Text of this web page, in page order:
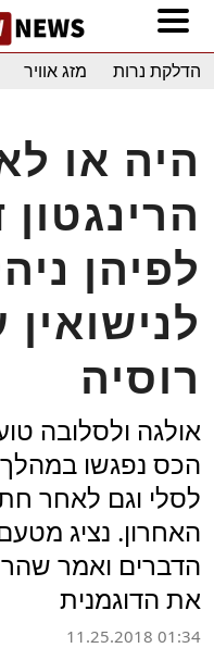
הדלקת נרות מזג אוויר
היה או
לפיהן
רוסיה
אולגה ולסלובה
הכס נפגשו במהלך
לסלי וגם לאחר
האחרון. נציג
הדברים ואמר
את הדוגמנית
11.25.2018 01:34